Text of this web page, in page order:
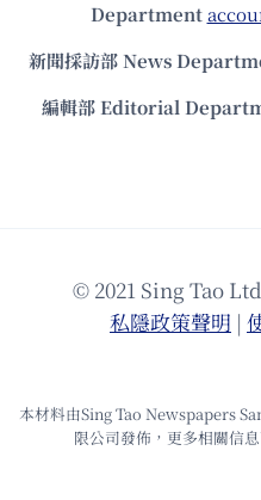
Department
新聞採訪部 News
編輯部 Editorial
© 2021 Sing Tao
私隱政策聲明 |
本材料由Sing Tao Newspapers
限公司發佈，更多相關信